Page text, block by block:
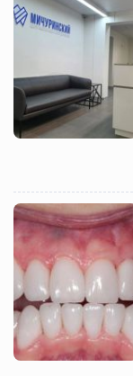
Назад